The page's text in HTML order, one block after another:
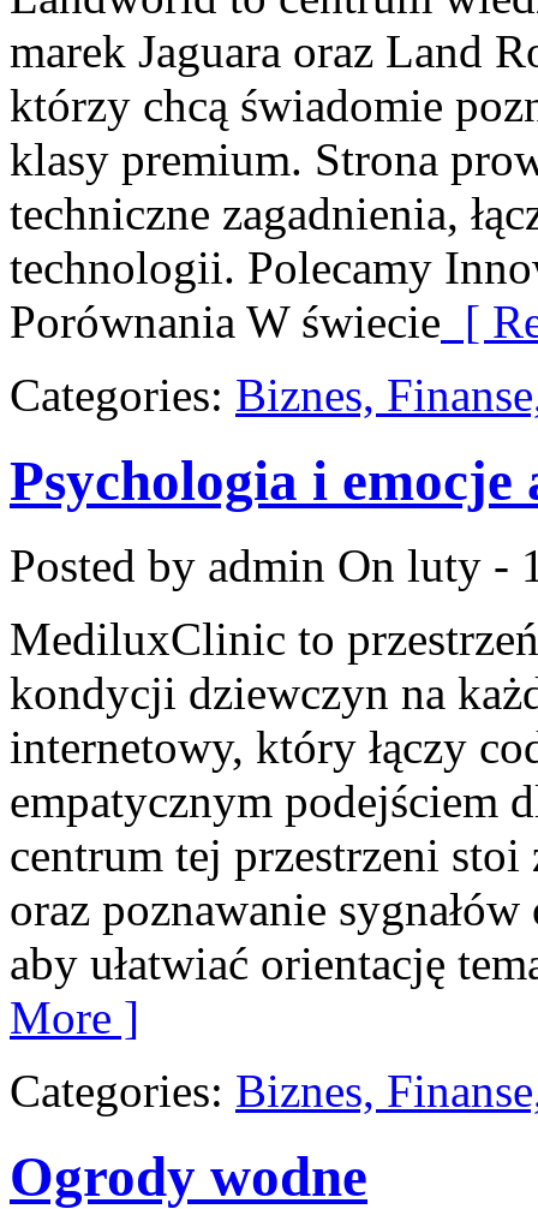
marek Jaguara oraz Land
którzy chcą świadomie
klasy premium. Strona
techniczne zagadnienia,
technologii. Polecamy
Porównania W świecie [
Categories: Biznes,
Psychologia i
Posted by admin On luty -
MediluxClinic to
kondycji dziewczyn na
internetowy, który łączy
empatycznym podejściem
centrum tej przestrzeni
oraz poznawanie
aby ułatwiać orientację
More ]
Categories: Biznes,
Ogrody wodne